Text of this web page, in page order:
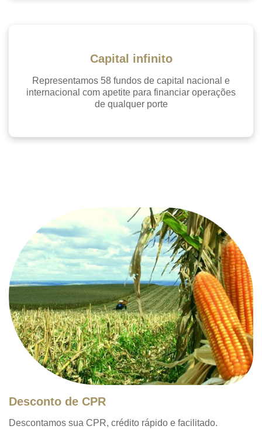
Capital infinito
Representamos 58 fundos de capital nacional e
internacional com apetite para financiar operações
de qualquer porte
Desconto de CPR
Descontamos sua CPR, crédito rápido e facilitado.